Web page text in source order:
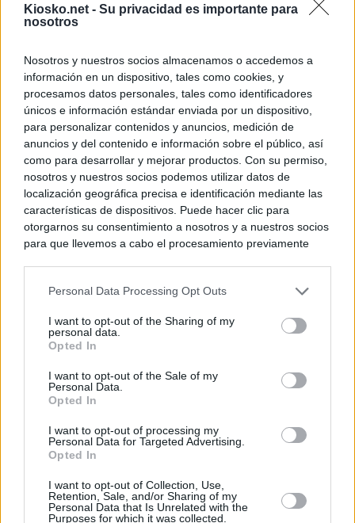
Kiosko.net - Su privacidad es importante para
nosotros
Nosotros y nuestros socios almacenamos o accedemos a
información en un dispositivo, tales como cookies, y
procesamos datos personales, tales como identificadores
únicos e información estándar enviada por un dispositivo,
para personalizar contenidos y anuncios, medición de
anuncios y del contenido e información sobre el público, así
como para desarrollar y mejorar productos. Con su permiso,
nosotros y nuestros socios podemos utilizar datos de
localización geográfica precisa e identificación mediante las
características de dispositivos. Puede hacer clic para
otorgarnos su consentimiento a nosotros y a nuestros socios
para que llevemos a cabo el procesamiento previamente
negar su consentimiento. Tenga en cuenta que algún
de su consentimiento, pero usted tiene el derecho de
rechazar tal procesamiento. Sus preferencias se aplicarán
cualquier momento entrando de nuevo en este sitio web o
visitando nuestra política de privacidad.
Personal Data Processing Opt Outs
I want to opt-out of the Sharing of my
personal data.
Opted In
I want to opt-out of the Sale of my
Personal Data.
Opted In
I want to opt-out of processing my
Personal Data for Targeted Advertising.
Opted In
I want to opt-out of Collection, Use,
Retention, Sale, and/or Sharing of my
Personal Data that Is Unrelated with the
Purposes for which it was collected.